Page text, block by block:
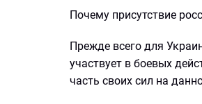
Почему присутствие
Прежде всего для
участвует в боевых
часть своих сил на